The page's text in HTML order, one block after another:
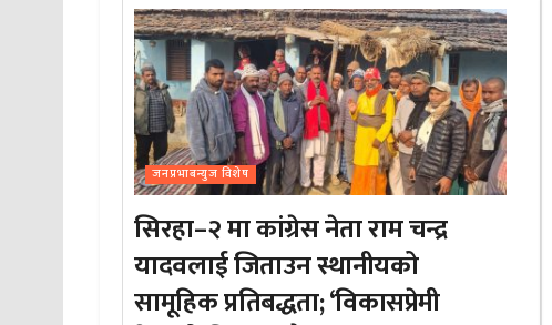
जनप्रभाबन्युज विशेष
सिरहा–२ मा कांग्रेस नेता राम चन्द्र
यादवलाई जिताउन स्थानीयको
सामूहिक प्रतिबद्धता; ‘विकासप्रेमी